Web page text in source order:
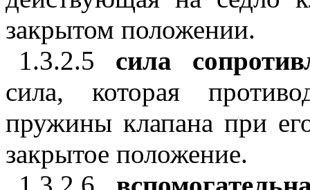
закрытом положении.
1.3.2.5 сила
сила, которая
пружины клапана при
закрытое положение.